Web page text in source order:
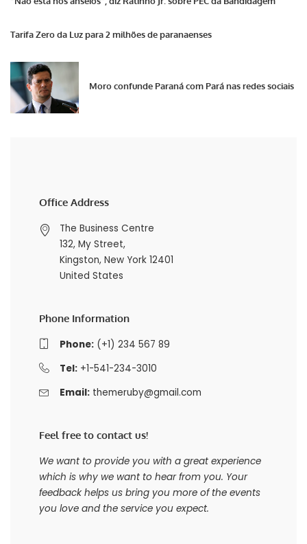
Tarifa Zero da Luz para 2 milhões de paranaenses
Moro confunde Paraná com Pará nas redes sociais
Office Address
The Business Centre
132, My Street,
Kingston, New York 12401
United States
Phone Information
Phone:(+1) 234 567 89
Tel:+1-541-234-3010
Email: themeruby@gmail.com
Feel free to contact us!
We want to provide you with a great experience
which is why we want to hear from you. Your
feedback helps us bring you more of the events
you love and the service you expect.